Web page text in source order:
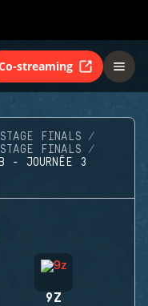
streaming
FINALS
FINALS
B - JOURNÉE 3
9Z